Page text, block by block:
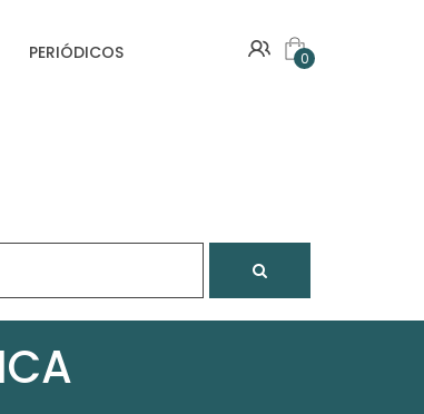
PERIÓDICOS 0